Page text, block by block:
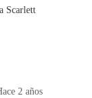
Scarlett
2 años